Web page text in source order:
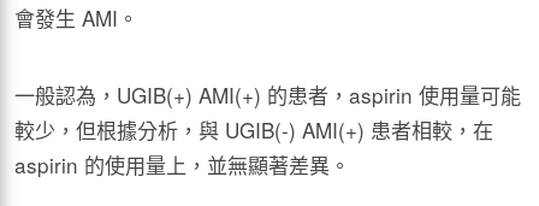
會發生 AMI。
一般認為，UGIB(+) AMI(+) 的患者，aspirin 使用量可能
較少，但根據分析，與 UGIB(-) AMI(+) 患者相較，在
aspirin 的使用量上，並無顯著差異。